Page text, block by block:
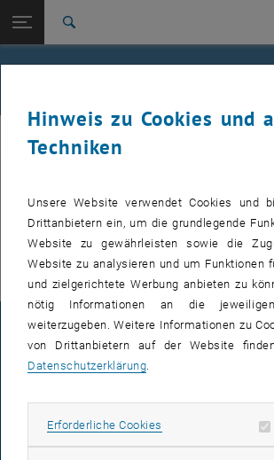
TU Login
Studium
International
Zur 1. Menü Ebene
E307-02-1-Forschungsgruppe
Luftfahrtgetriebe
Zurück: Subseiten von E307-02-1-
Maschinenelemente und
Luftfahrtgetriebe
Veranstaltungen
MEL
VERANSTALTUNGEN VOM 15.
Es gibt keine Veranstaltungen in der aktuellen
IMPRESSUM
Hinweis zu Cookies und
Techniken
Unsere Website verwendet Cookies und
Drittanbietern ein, um die grundlegende
Website zu gewährleisten sowie die
Website zu analysieren und um Funktionen
und zielgerichtete Werbung anbieten zu
nötig Informationen an die
weiterzugeben. Weitere Informationen zu
von Drittanbietern auf der Website
Datenschutzerklärung.
Erforderliche Cookies Erforderliche